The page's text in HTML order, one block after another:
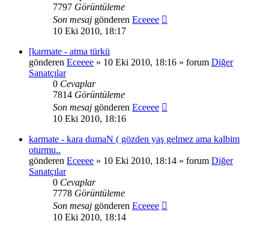
7797 Görüntüleme
Son mesaj gönderen Eceeee
10 Eki 2010, 18:17
[karmate - atma türkü
gönderen Eceeee » 10 Eki 2010, 18:16 » forum Diğer
Sanatçılar
0 Cevaplar
7814 Görüntüleme
Son mesaj gönderen Eceeee
10 Eki 2010, 18:16
karmate - kara dumaN ( gözden yaş gelmez ama kalbim
oturmu..
gönderen Eceeee » 10 Eki 2010, 18:14 » forum Diğer
Sanatçılar
0 Cevaplar
7778 Görüntüleme
Son mesaj gönderen Eceeee
10 Eki 2010, 18:14